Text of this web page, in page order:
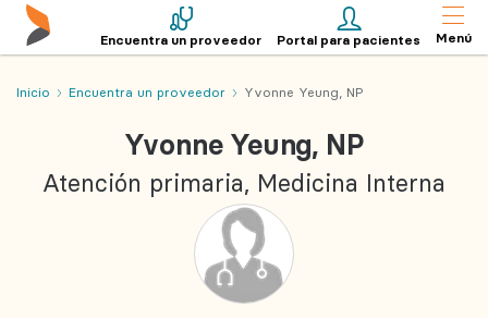
Encuentra un proveedor Portal para pacientes Menú
Inicio Encuentra un proveedor Yvonne Yeung, NP
Yvonne Yeung, NP
Atención primaria, Medicina Interna